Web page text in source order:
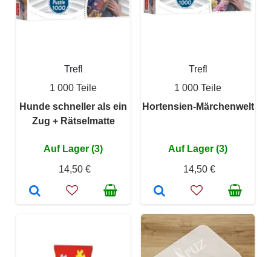
Trefl
1 000 Teile
Hunde schneller als ein
Zug + Rätselmatte
Auf Lager (3)
14,50 €
Trefl
1 000 Teile
Hortensien-Märchenwelt
Auf Lager (3)
14,50 €